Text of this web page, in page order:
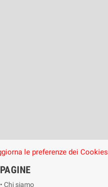
le preferenze dei Cookies
PAGINE
• Chi siamo